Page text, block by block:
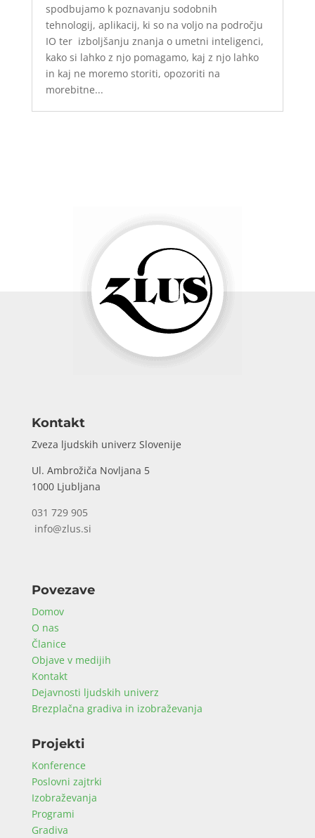
spodbujamo k poznavanju sodobnih
tehnologij, aplikacij, ki so na voljo na področju
IO ter izboljšanju znanja o umetni inteligenci,
kako si lahko z njo pomagamo, kaj z njo lahko
in kaj ne moremo storiti, opozoriti na
morebitne...
Kontakt
Zveza ljudskih univerz Slovenije
Ul. Ambrožiča Novljana 5
1000 Ljubljana
031 729 905
info@zlus.si
Povezave
Domov
O nas
Članice
Objave v medijih
Kontakt
Dejavnosti ljudskih univerz
Brezplačna gradiva in izobraževanja
Projekti
Konference
Poslovni zajtrki
Izobraževanja
Programi
Gradiva